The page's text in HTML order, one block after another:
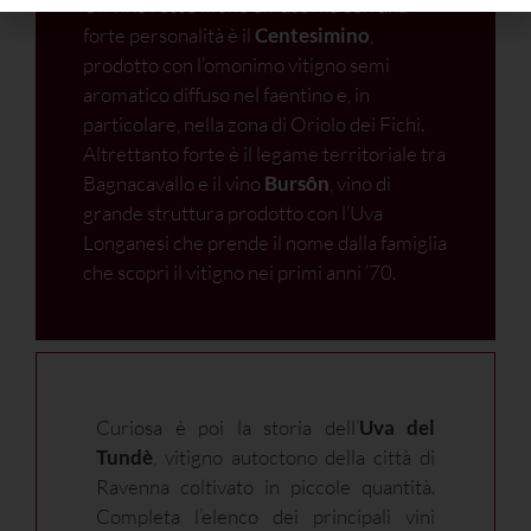
forte personalità è il Centesimino
prodotto con l’omonimo vitigno semi
aromatico diffuso nel faentino e, in
particolare, nella zona di Oriolo dei Fichi.
Altrettanto forte è il legame territoriale tra
Bagnacavallo e il vino Bursôn , vino di
grande struttura prodotto con l’Uva
Longanesi che prende il nome dalla famiglia
che scoprì il vitigno nei primi anni ’70.
Curiosa è poi la storia dell’ Uva del
Tundè, vitigno autoctono della città di
Ravenna coltivato in piccole quantità.
Completa l’elenco dei principali vini